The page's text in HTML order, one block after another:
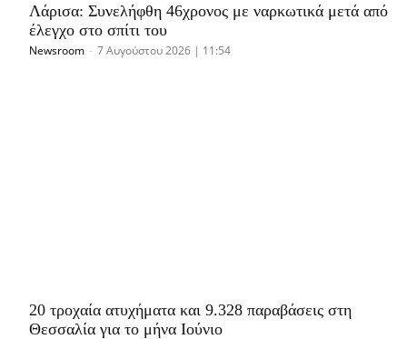
Λάρισα: Συνελήφθη 46χρονος με ναρκωτικά μετά από
έλεγχο στο σπίτι του
Newsroom - 7 Αυγούστου 2026 | 11:54
20 τροχαία ατυχήματα και 9.328 παραβάσεις στη
Θεσσαλία για το μήνα Ιούνιο